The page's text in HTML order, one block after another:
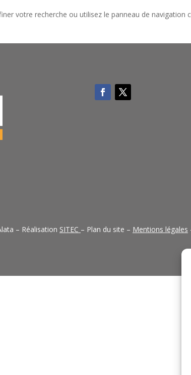
votre recherche ou utilisez le panneau de navigation
– Réalisation SITEC – Plan du site – Mentions légales